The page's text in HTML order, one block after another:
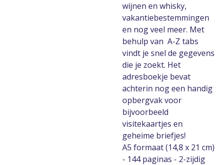
wijnen en whisky,
vakantiebestemmingen
en nog veel meer. Met
behulp van A-Z tabs
vindt je snel de gegevens
die je zoekt. Het
adresboekje bevat
achterin nog een handig
opbergvak voor
bijvoorbeeld
visitekaartjes en
geheime briefjes!
A5 formaat (14,8 x 21 cm)
- 144 paginas - 2-zijdig